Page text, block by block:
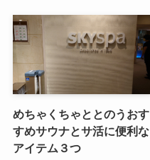
めちゃくちゃととのうおす
すめサウナとサ活に便利な
アイテム３つ